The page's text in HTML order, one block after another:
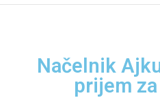
Načelnik
prijem